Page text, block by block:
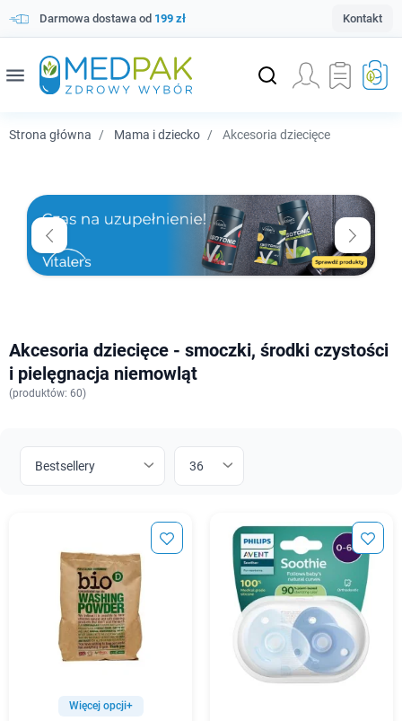
Darmowa dostawa od 199 zł Kontakt
menu
Strona główna Mama i dziecko Akcesoria dziecięce
Akcesoria dziecięce - smoczki, środki czystości
i pielęgnacja niemowląt
(produktów: 60)
Więcej opcji+